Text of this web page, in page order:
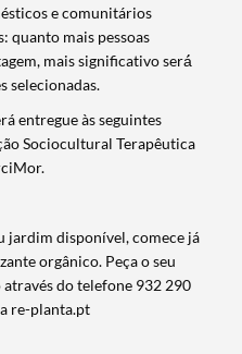
e comunitários
quanto mais pessoas
mais significativo será́
selecionadas.
entregue às seguintes
Sociocultural Terapêutica
jardim disponível, comece já
orgânico. Peça o seu
do telefone 932 290
re-planta.pt